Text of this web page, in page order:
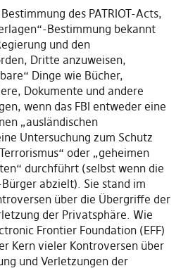
des PATRIOT-Acts,
Bestimmung bekannt
und den
Dritte anzuweisen,
Dinge wie Bücher,
Dokumente und andere
wenn das FBI entweder eine
„ausländischen
Untersuchung zum Schutz
oder „geheimen
durchführt (selbst wenn die
abzielt). Sie stand im
über die Übergriffe der
der Privatsphäre. Wie
Frontier Foundation (EFF)
Kern vieler Kontroversen über
und Verletzungen der